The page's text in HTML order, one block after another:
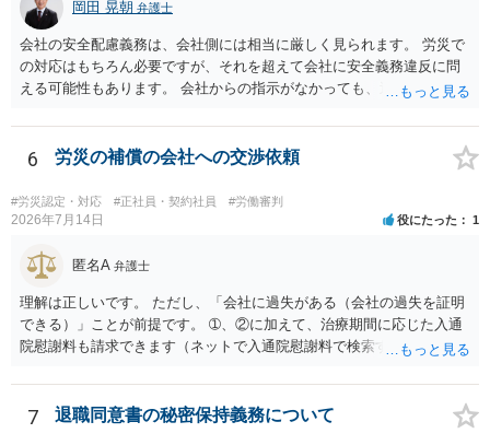
岡田 晃朝 弁護士
会社の安全配慮義務は、会社側には相当に厳しく見られます。 労災で
の対応はもちろん必要ですが、それを超えて会社に安全義務違反に問
える可能性もあります。 会社からの指示がなかっても、逆に危険な作
実地指導をしていないことが問題になった事例もあります。ですの
で、指示が無ければ免責されるわけではありません。責任追及の交渉
6 労災の補償の会社への交渉依頼
#労災認定・対応 #正社員・契約社員 #労働審判
2026年7月14日 役にたった 1
匿名A 弁護士
理解は正しいです。 ただし、「会社に過失がある（会社の過失を証明
できる）」ことが前提です。 ➀、②に加えて、治療期間に応じた入通
院慰謝料も請求できます（ネットで入通院慰謝料で検索すると詳しい
後遺障害慰謝料も請求できます。これらは後遺障害の等級、あなたの
収入、年齢等で大きく変わりますので一般的にいくらとは言えませ
ん。 弁護士に依頼する費用はそれぞれの弁護士で異なるので個別に聞
7 退職同意書の秘密保持義務について